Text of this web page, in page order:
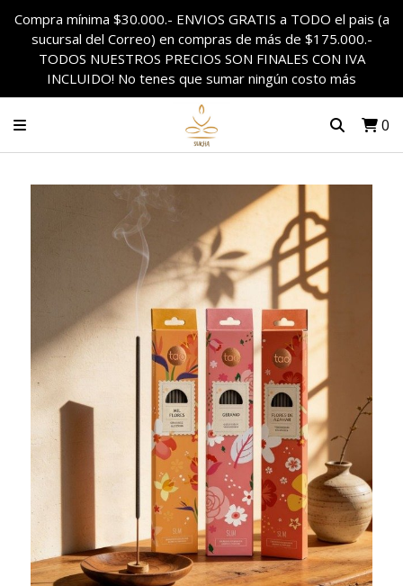
Compra mínima $30.000.- ENVIOS GRATIS a TODO el pais (a
sucursal del Correo) en compras de más de $175.000.-
TODOS NUESTROS PRECIOS SON FINALES CON IVA
INCLUIDO! No tenes que sumar ningún costo más
0